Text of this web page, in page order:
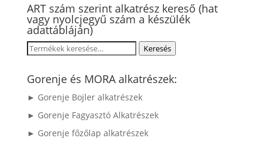
ART szám szerint alkatrész kereső (hat
vagy nyolcjegyű szám a készülék
adattábláján)
Keresés
következőre:
Keresés
Gorenje és MORA alkatrészek:
► Gorenje Bojler alkatrészek
► Gorenje Fagyasztó Alkatrészek
► Gorenje főzőlap alkatrészek